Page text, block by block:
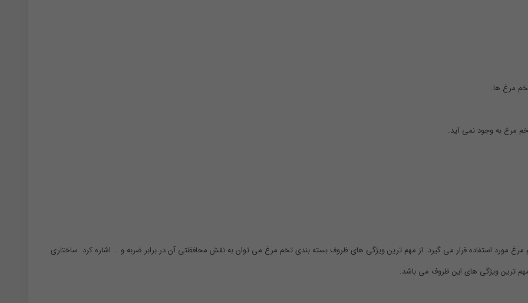
مرغ ها.
مرغ به وجود نمی آید.
حمل تخم مرغ مورد استفاده قرار می گیرد. از مهم ترین ویژگی های ظروف بسته بندی تخم مرغ می توان به نقش محافظتی آن در برابر ضربه و … اشاره کرد. ساختاری
مهم ترین ویژگی های این ظروف می باشد.